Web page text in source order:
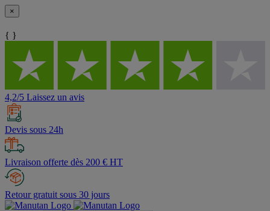
×
{ }
4,2/5 Laissez un avis
Devis sous 24h
Livraison offerte dès 200 € HT
Retour gratuit sous 30 jours